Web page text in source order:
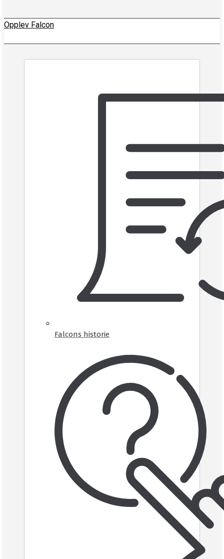
Opplev Falcon
Falcons historie